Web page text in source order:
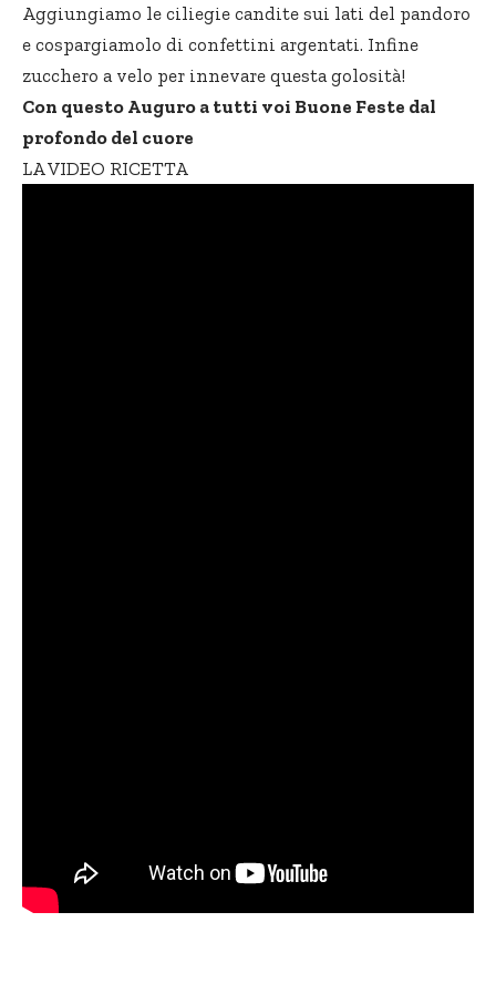
Aggiungiamo le ciliegie candite sui lati del pandoro
e cospargiamolo di confettini argentati. Infine
zucchero a velo per innevare questa golosità!
Con questo Auguro a tutti voi Buone Feste dal
profondo del cuore
LA VIDEO RICETTA